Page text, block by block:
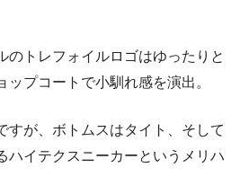
のトレフォイルロゴはゆったりと
プコートで小馴れ感を演出。
すが、ボトムスはタイト、そして
ハイテクスニーカーというメリハ